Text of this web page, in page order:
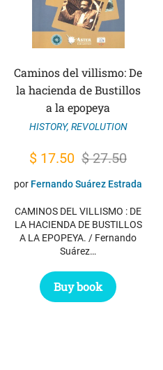
Caminos del villismo: De
la hacienda de Bustillos
a la epopeya
HISTORY, REVOLUTION
$27.50
Original
price
$ 27.50.
$ 17.50 Current
price
$ 17.50.
por Fernando Suárez Estrada
CAMINOS DEL VILLISMO : DE
LA HACIENDA DE BUSTILLOS
A LA EPOPEYA. / Fernando
Suárez…
Buy book